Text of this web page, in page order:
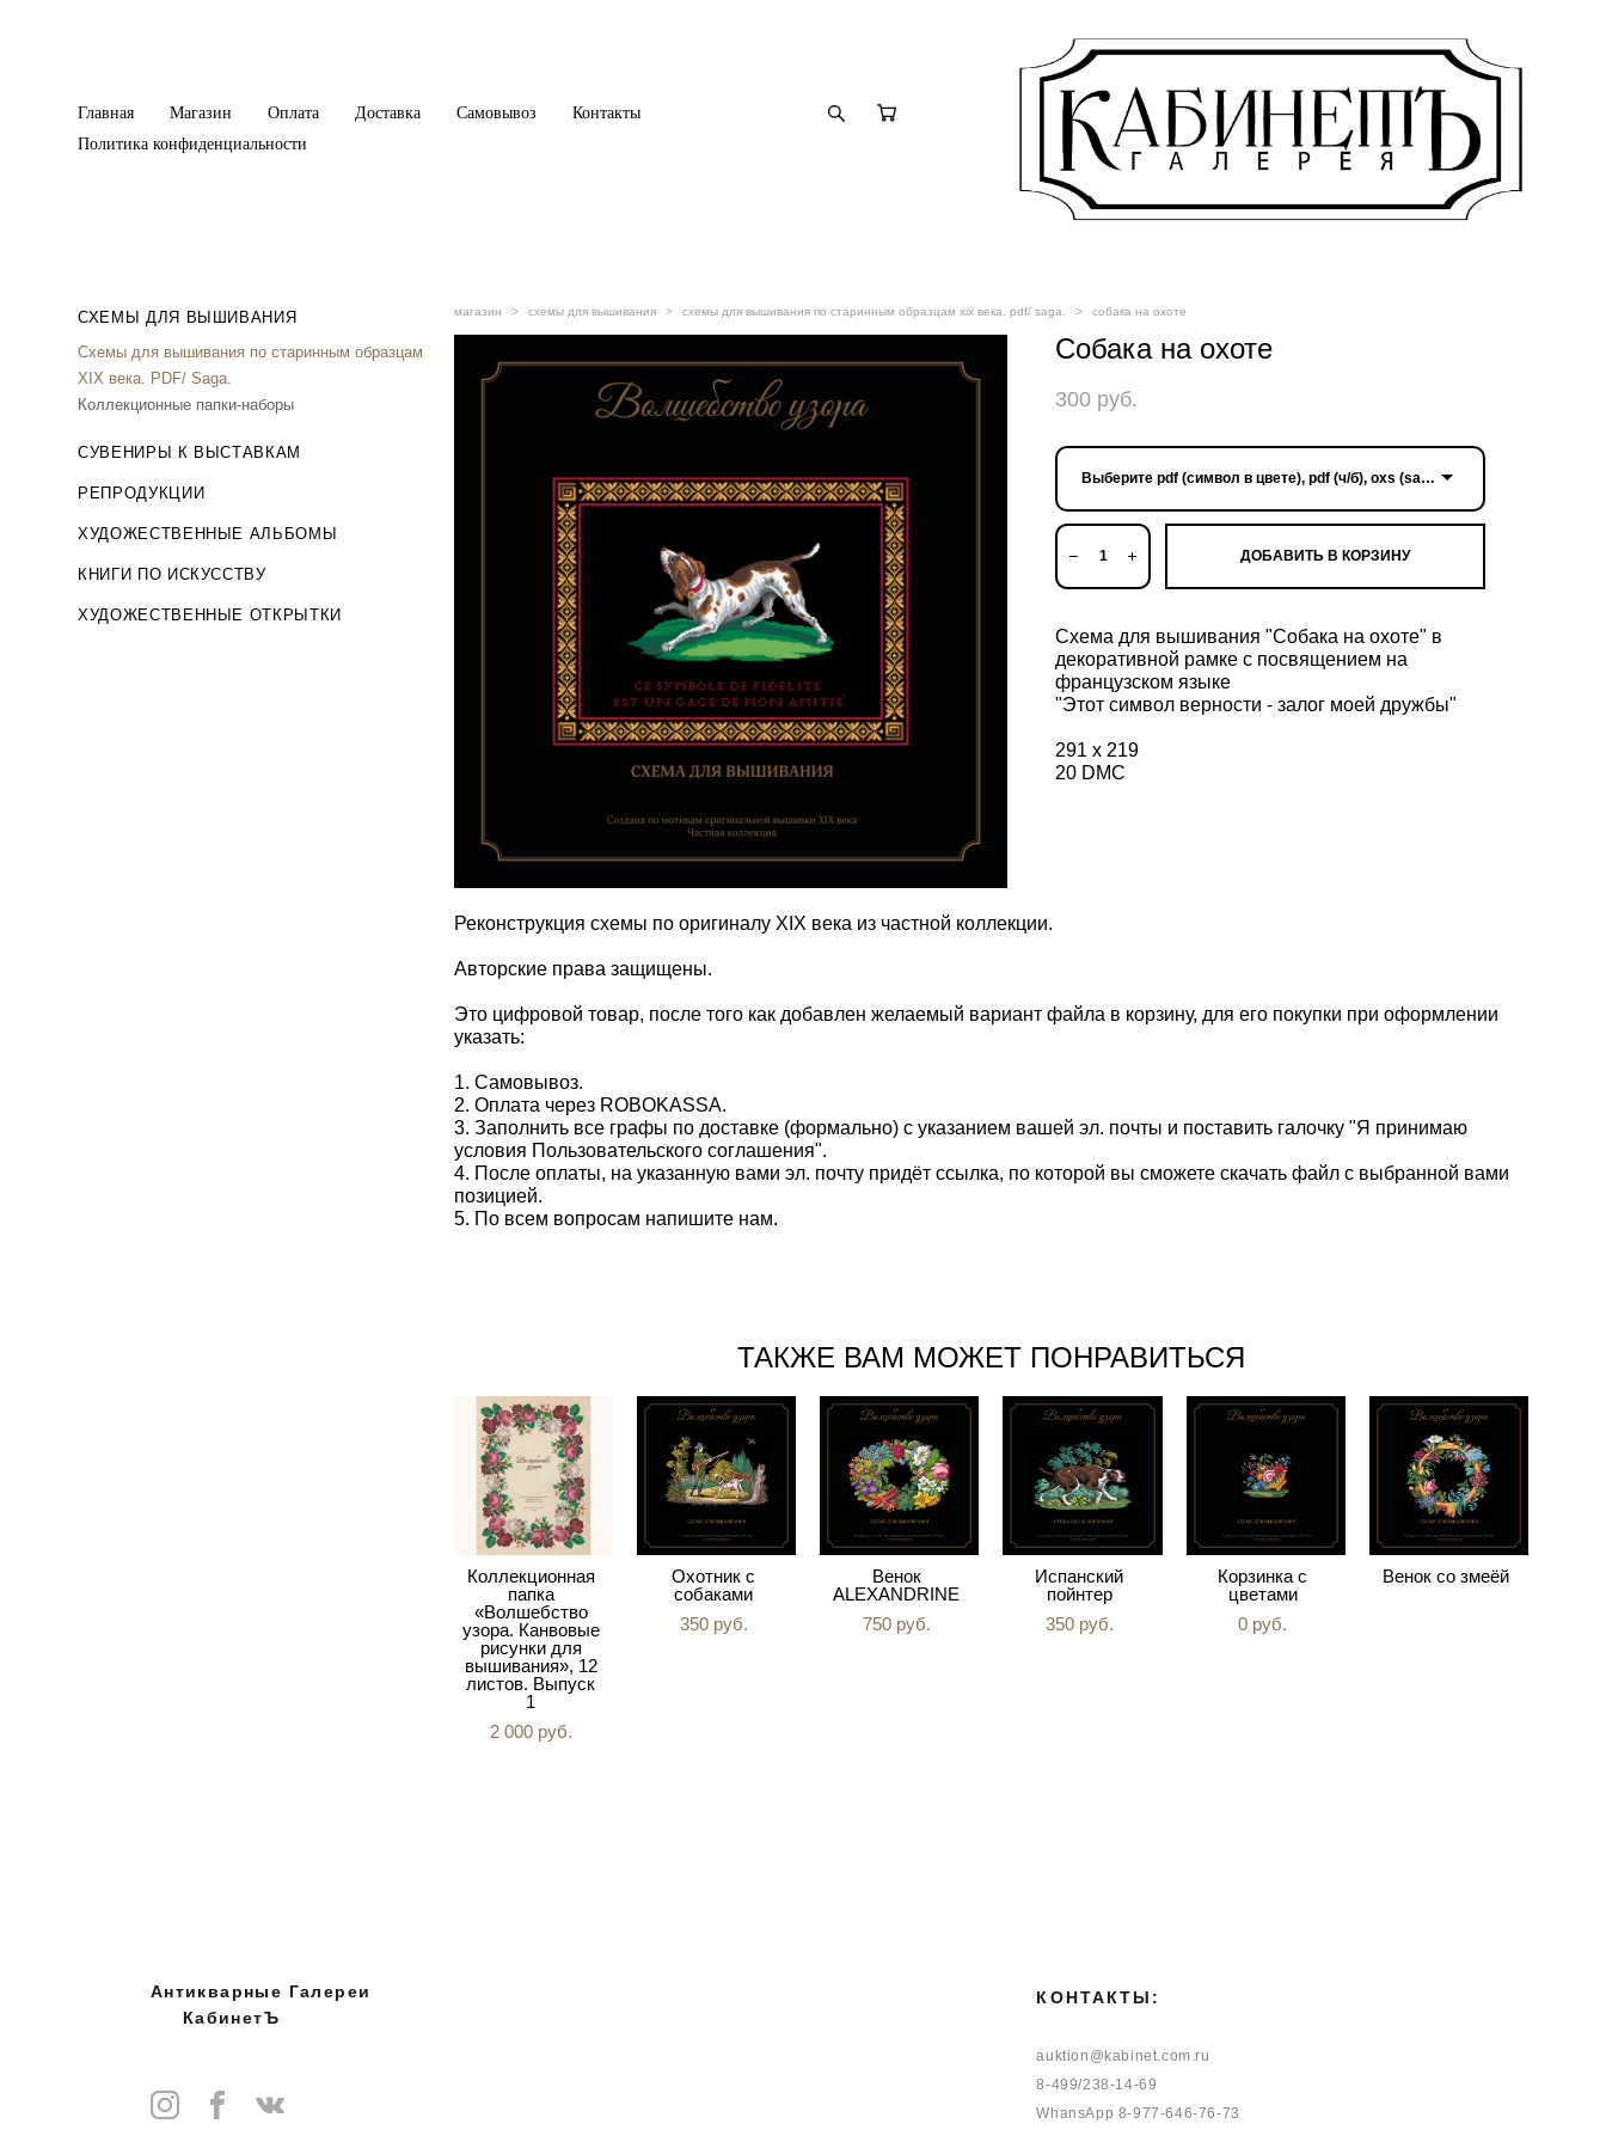
Главная Магазин Оплата Доставка Самовывоз
Контакты
Политика конфиденциальности
СХЕМЫ ДЛЯ ВЫШИВАНИЯ
Схемы для вышивания по старинным образцам
XIX века. PDF/ Saga.
Коллекционные папки-наборы
СУВЕНИРЫ К ВЫСТАВКАМ
РЕПРОДУКЦИИ
ХУДОЖЕСТВЕННЫЕ АЛЬБОМЫ
КНИГИ ПО ИСКУССТВУ
ХУДОЖЕСТВЕННЫЕ ОТКРЫТКИ
магазин > схемы для вышивания > схемы для вышивания по старинным образцам xix века. pdf/ saga. > собака на охоте
Собака на охоте
300 pуб.
Выберите pdf (символ в цвете), pdf (ч/б), oxs (saga)
ДОБАВИТЬ В КОРЗИНУ
Схема для вышивания "Собака на охоте" в
декоративной рамке с посвящением на
французском языке
"Этот символ верности - залог моей дружбы"
291 х 219
20 DMC
Реконструкция схемы по оригиналу XIX века из частной коллекции.
Авторские права защищены.
Это цифровой товар, после того как добавлен желаемый вариант файла в корзину, для его покупки при оформлении
указать:
1. Самовывоз.
2. Оплата через ROBOKASSA.
3. Заполнить все графы по доставке (формально) с указанием вашей эл. почты и поставить галочку "Я принимаю
условия Пользовательского соглашения".
4. После оплаты, на указанную вами эл. почту придёт ссылка, по которой вы сможете скачать файл с выбранной вами
позицией.
5. По всем вопросам напишите нам.
ТАКЖЕ ВАМ МОЖЕТ ПОНРАВИТЬСЯ
Коллекционная
папка
«Волшебство
узора. Канвовые
рисунки для
вышивания», 12
листов. Выпуск
1
2 000 pуб.
Охотник с
собаками
350 pуб.
Венок
ALEXANDRINE
750 pуб.
Испанский
пойнтер
350 pуб.
Корзинка с
цветами
0 pуб.
Венок со змеёй
Антикварные Галереи
КабинетЪ
КОНТАКТЫ:
auktion@kabinet.com.ru
8-499/238-14-69
WhansApp 8-977-646-76-73